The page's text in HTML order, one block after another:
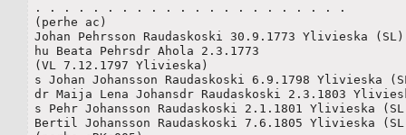
. . . . . . . . . . . . . . . . . . . . . .
(perhe ac)
Johan Pehrsson Raudaskoski 30.9.1773 Ylivieska (SL)
hu Beata Pehrsdr Ahola 2.3.1773
(VL 7.12.1797 Ylivieska)
s Johan Johansson Raudaskoski 6.9.1798 Ylivieska
dr Maija Lena Johansdr Raudaskoski 2.3.1803
s Pehr Johansson Raudaskoski 2.1.1801 Ylivieska
Bertil Johansson Raudaskoski 7.6.1805 Ylivieska